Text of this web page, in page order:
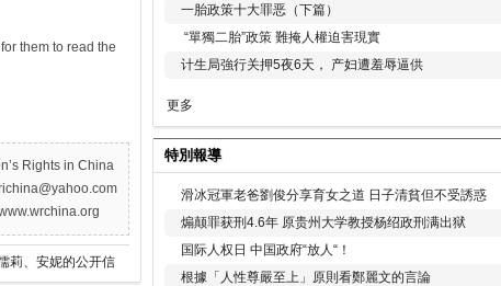
them to read the
Rights in China
莉、安妮的公开信
一胎政策十大罪恶（下篇）
“單獨二胎”政策 難掩人權迫害現實
计生局強行关押5夜6天， 产妇遭羞辱逼供
更多
特別報導
滑冰冠軍老爸劉俊分享育女之道 日子清貧但不受誘惑
煽颠罪获刑4.6年 原贵州大学教授杨绍政刑满出狱
国际人权日 中国政府“放人“！
根據「人性尊嚴至上」原則看鄭麗文的言論